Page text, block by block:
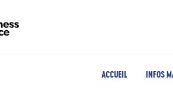
ACCUEIL INFOS